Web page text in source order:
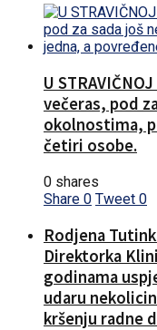
U
večeras, pod
okolnostima,
četiri osobe.
0 shares
Share 0 Tweet 0
Rodjena
Direktorka
godinama
udaru
kršenju radne